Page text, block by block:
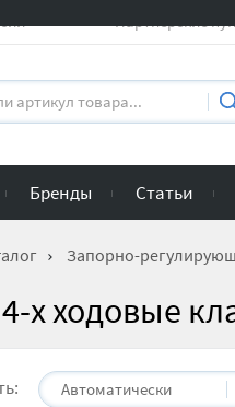
Партнерские
Бренды Статьи
Запорно-
4-х ходовые
Автоматически